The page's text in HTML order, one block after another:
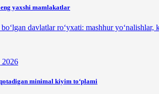
yaxshi mamlakatlar
davlatlar ro‘yxati: mashhur yo‘nalishlar,
2026
minimal kiyim to‘plami